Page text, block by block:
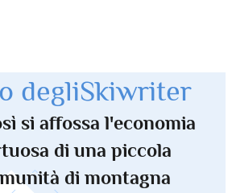
degliSkiwriter
si affossa l'economia
di una piccola
di montagna